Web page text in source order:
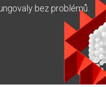
bez problémů.